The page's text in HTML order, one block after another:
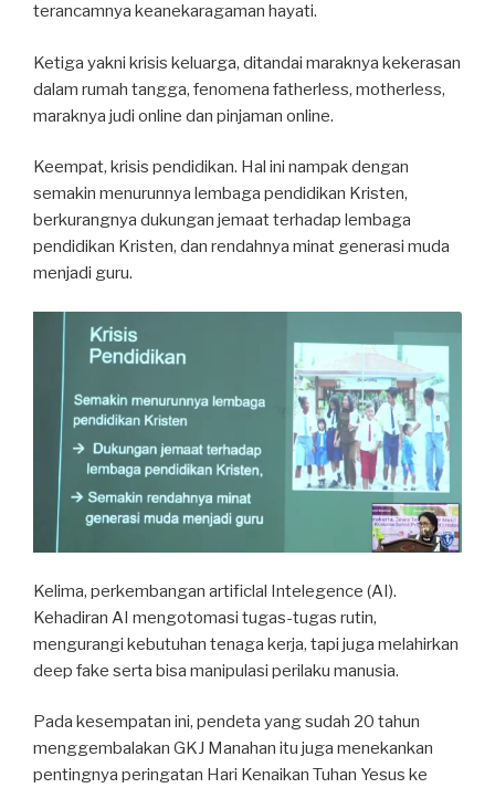
terancamnya keanekaragaman hayati.
Ketiga yakni krisis keluarga, ditandai maraknya kekerasan
dalam rumah tangga, fenomena fatherless, motherless,
maraknya judi online dan pinjaman online.
Keempat, krisis pendidikan. Hal ini nampak dengan
semakin menurunnya lembaga pendidikan Kristen,
berkurangnya dukungan jemaat terhadap lembaga
pendidikan Kristen, dan rendahnya minat generasi muda
menjadi guru.
Kelima, perkembangan artificlal Intelegence (AI).
Kehadiran AI mengotomasi tugas-tugas rutin,
mengurangi kebutuhan tenaga kerja, tapi juga melahirkan
deep fake serta bisa manipulasi perilaku manusia.
Pada kesempatan ini, pendeta yang sudah 20 tahun
menggembalakan GKJ Manahan itu juga menekankan
pentingnya peringatan Hari Kenaikan Tuhan Yesus ke